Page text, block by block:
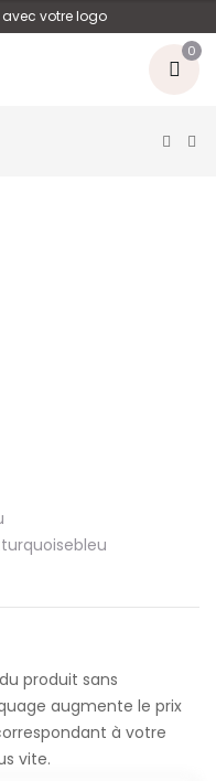
votre logo
0
turquoisebleu
produit sans
augmente le prix
à votre
vite.